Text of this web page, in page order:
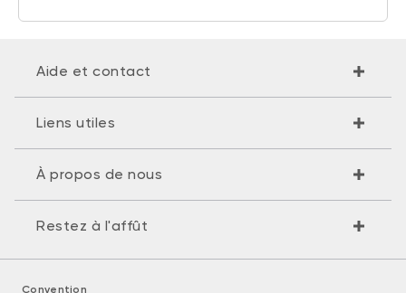
Aide et contact
Liens utiles
À propos de nous
Restez à l'affût
Convention